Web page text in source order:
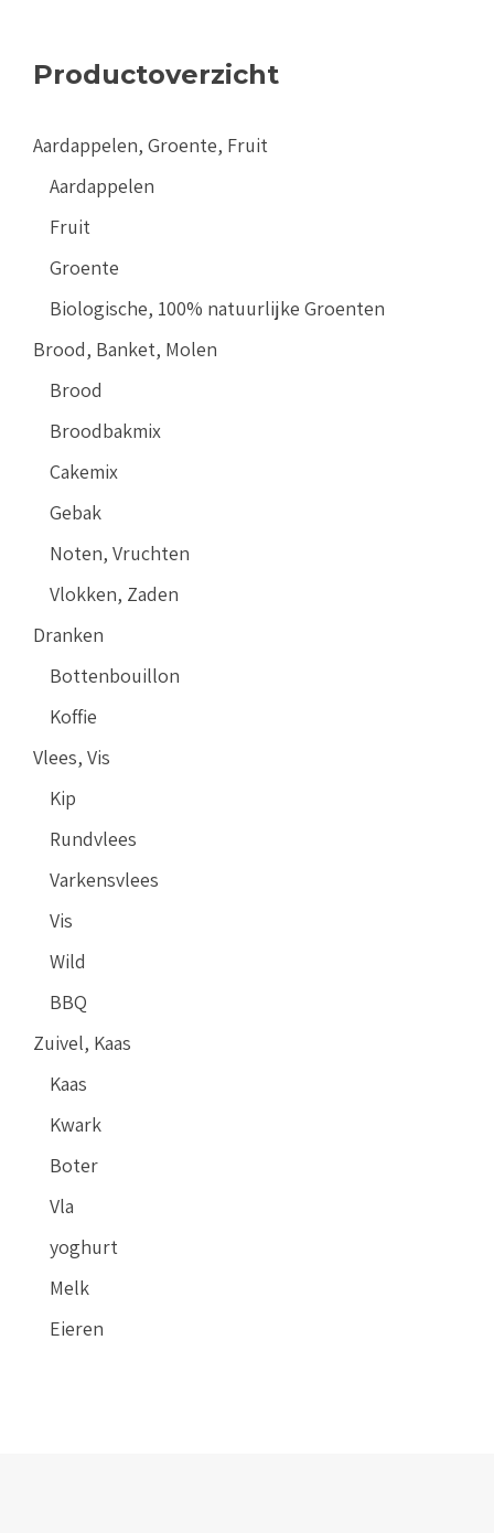
Productoverzicht
Aardappelen, Groente, Fruit
Aardappelen
Fruit
Groente
Biologische, 100% natuurlijke Groenten
Brood, Banket, Molen
Brood
Broodbakmix
Cakemix
Gebak
Noten, Vruchten
Vlokken, Zaden
Dranken
Bottenbouillon
Koffie
Vlees, Vis
Kip
Rundvlees
Varkensvlees
Vis
Wild
BBQ
Zuivel, Kaas
Kaas
Kwark
Boter
Vla
yoghurt
Melk
Eieren